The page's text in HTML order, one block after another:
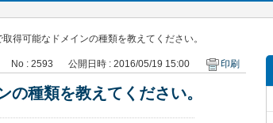
得可能なドメインの種類を教えてください。
No : 2593 公開日時 : 2016/05/19 15:00 印刷
種類を教えてください。